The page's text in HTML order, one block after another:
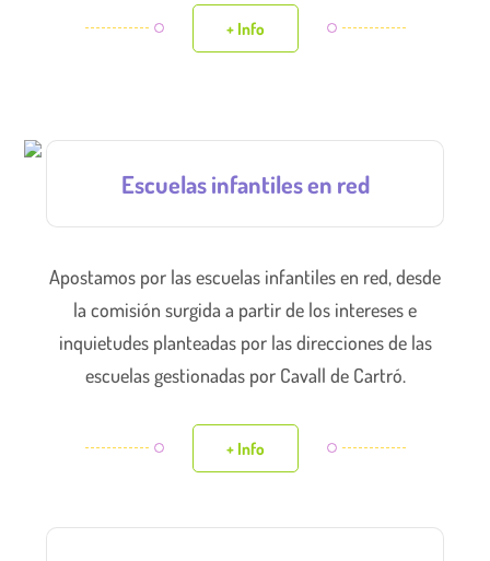
+ Info
Escuelas infantiles en red
Apostamos por las escuelas infantiles en red, desde
la comisión surgida a partir de los intereses e
inquietudes planteadas por las direcciones de las
escuelas gestionadas por Cavall de Cartró.
+ Info